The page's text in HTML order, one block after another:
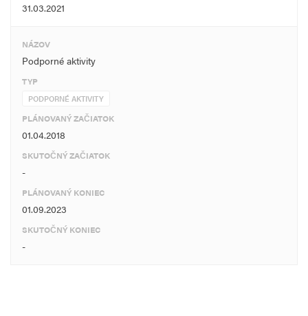
31.03.2021
NÁZOV
Podporné aktivity
TYP
PODPORNÉ AKTIVITY
PLÁNOVANÝ ZAČIATOK
01.04.2018
SKUTOČNÝ ZAČIATOK
-
PLÁNOVANÝ KONIEC
01.09.2023
SKUTOČNÝ KONIEC
-